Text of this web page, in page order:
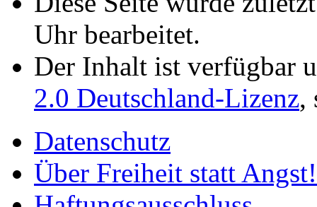
Uhr bearbeitet.
Der Inhalt ist verfügbar
2.0 Deutschland-Lizenz,
Datenschutz
Über Freiheit statt Angst!